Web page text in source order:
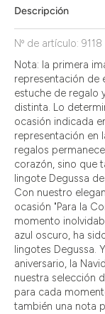
die
Zustimmung
aktivieren.
Descripción
Nº de artículo: 9118
Nota: la primera
representación de
estuche de regalo
distinta. Lo
ocasión indicada
representación en
regalos
corazón, sino que
lingote Degussa
Con nuestro
ocasión "Para la
momento
azul oscuro, ha
lingotes Degussa.
aniversario, la
nuestra selección
para cada
también una nota